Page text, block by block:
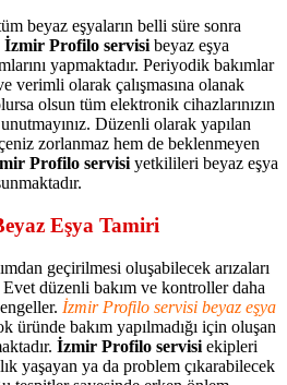
beyaz eşyaların belli süre sonra
İzmir Profilo servisi beyaz eşya
yapmaktadır. Periyodik bakımlar
verimli olarak çalışmasına olanak
olsun tüm elektronik cihazlarınızın
Düzenli olarak yapılan
zorlanmaz hem de beklenmeyen
Profilo servisi yetkilileri beyaz eşya
Eşya Tamiri
geçirilmesi oluşabilecek arızaları
düzenli bakım ve kontroller daha
İzmir Profilo servisi beyaz eşya
üründe bakım yapılmadığı için oluşan
İzmir Profilo servisi ekipleri
yaşayan ya da problem çıkarabilecek